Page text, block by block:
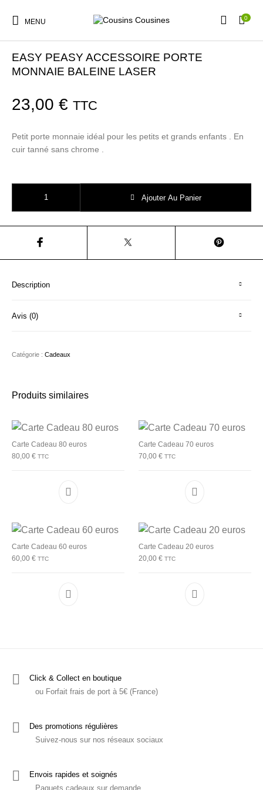
MENU 0
Nouveautés Promotions
EASY PEASY ACCESSOIRE PORTE
MONNAIE BALEINE LASER
23,00€ TTC
Petit porte monnaie idéal pour les petits et grands enfants . En
cuir tanné sans chrome .
Ajouter Au Panier
Description
Avis (0)
Catégorie :Cadeaux
Produits similaires
Carte Cadeau 80 euros
80,00€ TTC
Carte Cadeau 70 euros
70,00 € TTC
Carte Cadeau 60 euros
60,00€ TTC
Carte Cadeau 20 euros
20,00 € TTC
Click & Collect en boutique
ou Forfait frais de port à 5€ (France)
Des promotions régulières
Suivez-nous sur nos réseaux sociaux
Envois rapides et soignés
Paquets cadeaux sur demande